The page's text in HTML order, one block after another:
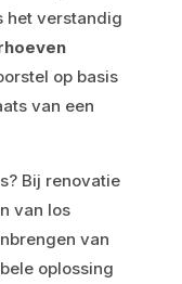
het verstandig
op basis
van een
Bij renovatie
van los
van
oplossing